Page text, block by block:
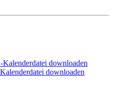
downloaden
downloaden